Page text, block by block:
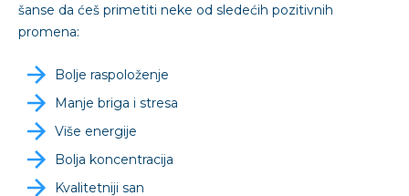
šanse da ćeš primetiti neke od sledećih pozitivnih
promena:
Bolje raspoloženje
Manje briga i stresa
Više energije
Bolja koncentracija
Kvalitetniji san